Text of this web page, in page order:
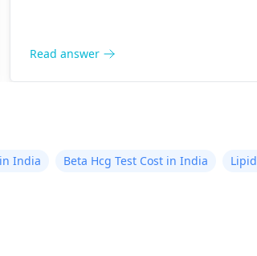
Read answer
India Beta Hcg Test Cost in India